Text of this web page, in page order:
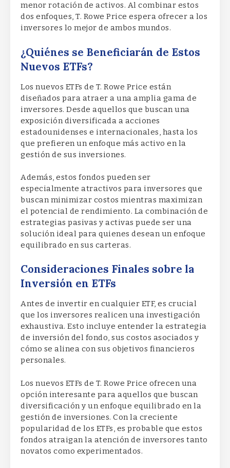
menor rotación de activos. Al combinar estos
dos enfoques, T. Rowe Price espera ofrecer a los
inversores lo mejor de ambos mundos.
¿Quiénes se Beneficiarán de Estos
Nuevos ETFs?
Los nuevos ETFs de T. Rowe Price están
diseñados para atraer a una amplia gama de
inversores. Desde aquellos que buscan una
exposición diversificada a acciones
estadounidenses e internacionales, hasta los
que prefieren un enfoque más activo en la
gestión de sus inversiones.
Además, estos fondos pueden ser
especialmente atractivos para inversores que
buscan minimizar costos mientras maximizan
el potencial de rendimiento. La combinación de
estrategias pasivas y activas puede ser una
solución ideal para quienes desean un enfoque
equilibrado en sus carteras.
Consideraciones Finales sobre la
Inversión en ETFs
Antes de invertir en cualquier ETF, es crucial
que los inversores realicen una investigación
exhaustiva. Esto incluye entender la estrategia
de inversión del fondo, sus costos asociados y
cómo se alinea con sus objetivos financieros
personales.
Los nuevos ETFs de T. Rowe Price ofrecen una
opción interesante para aquellos que buscan
diversificación y un enfoque equilibrado en la
gestión de inversiones. Con la creciente
popularidad de los ETFs, es probable que estos
fondos atraigan la atención de inversores tanto
novatos como experimentados.